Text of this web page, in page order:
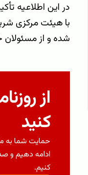
در این اطلاعیه
با هیئت مرکزی
شده و از مسئولان
از
کنید
حمایت شما به
ادامه دهیم و
کنیم.